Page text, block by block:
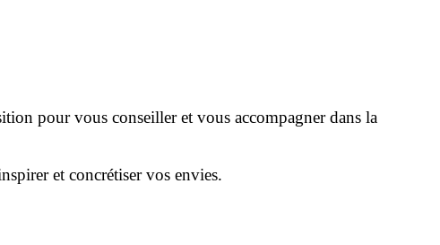
pour vous conseiller et vous accompagner dans la
et concrétiser vos envies.